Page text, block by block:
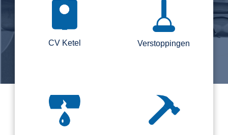
CV Ketel Verstoppingen